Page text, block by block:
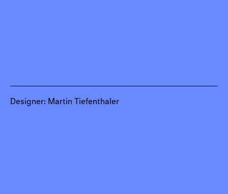
Designer: Martin Tiefenthaler